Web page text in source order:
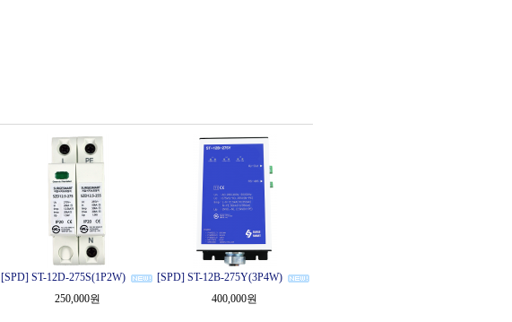
[SPD] ST-12D-275S(1P2W)
250,000원
[SPD] ST-12B-275Y(3P4W)
400,000원